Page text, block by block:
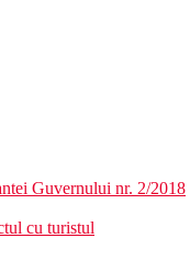
Guvernului nr. 2/2018
cu turistul